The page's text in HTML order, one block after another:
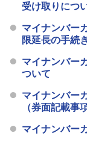
受け取りにつ
マイナンバー
限延長の手続き
マイナンバー
ついて
マイナンバー
（券面記載事
マイナンバー